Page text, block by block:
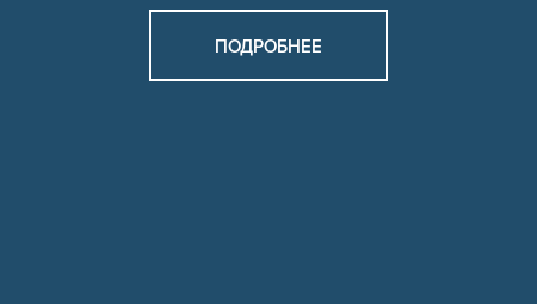
ПОДРОБНЕЕ